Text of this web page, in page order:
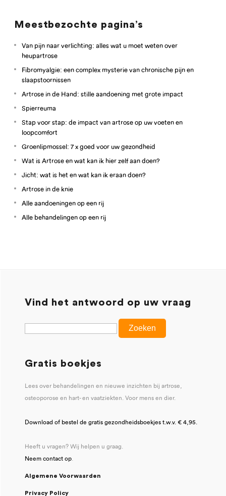
Meestbezochte pagina’s
Van pijn naar verlichting: alles wat u moet weten over
heupartrose
Fibromyalgie: een complex mysterie van chronische pijn en
slaapstoornissen
Artrose in de Hand: stille aandoening met grote impact
Spierreuma
Stap voor stap: de impact van artrose op uw voeten en
loopcomfort
Groenlipmossel: 7 x goed voor uw gezondheid
Wat is Artrose en wat kan ik hier zelf aan doen?
Jicht: wat is het en wat kan ik eraan doen?
Artrose in de knie
Alle aandoeningen op een rij
Alle behandelingen op een rij
Vind het antwoord op uw vraag
Gratis boekjes
Lees over behandelingen en nieuwe inzichten bij artrose,
osteoporose en hart- en vaatziekten. Voor mens en dier.
Download of bestel de gratis gezondheidsboekjes t.w.v. € 4,95.
Heeft u vragen? Wij helpen u graag.
Neem contact op.
Algemene Voorwaarden
Privacy Policy